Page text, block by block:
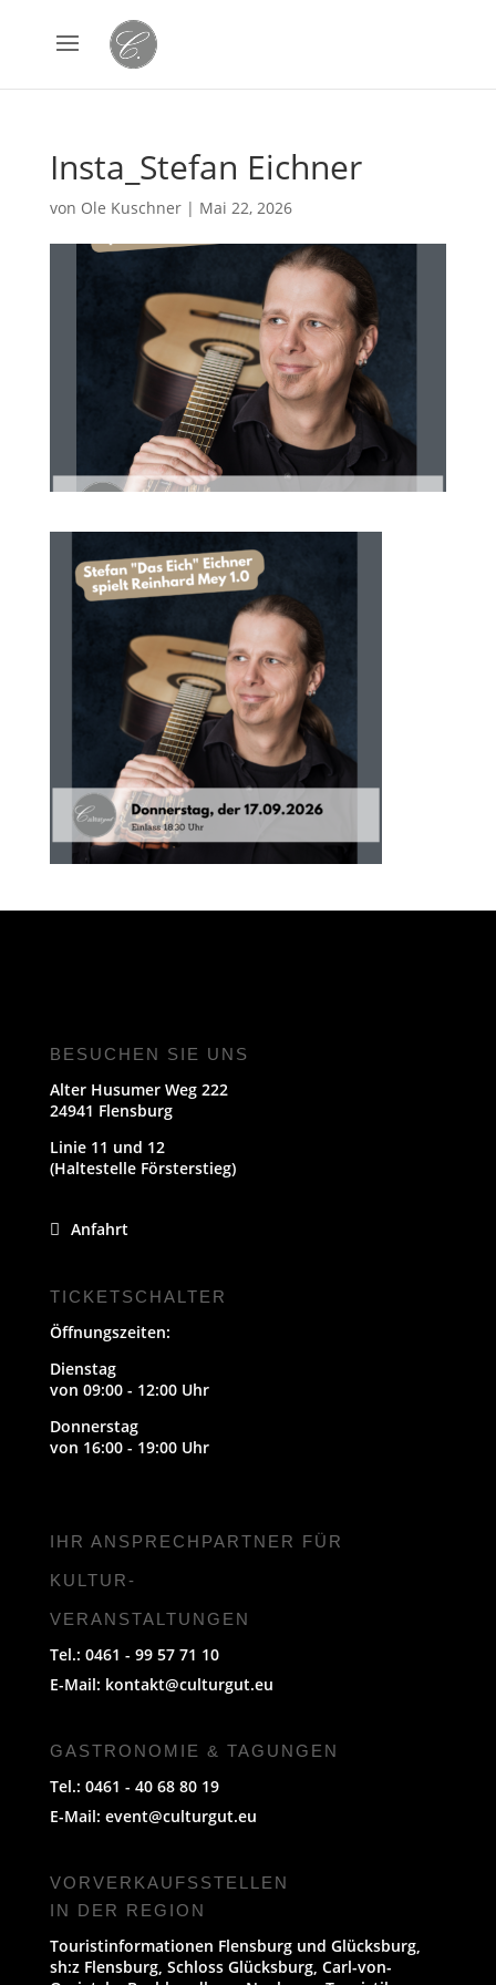
Insta_Stefan Eichner
von Ole Kuschner| Mai 22, 2026
BESUCHEN SIE UNS
Alter Husumer Weg 222
24941 Flensburg
Linie 11 und 12
(Haltestelle Försterstieg)
Anfahrt
TICKETSCHALTER
Öffnungszeiten:
Dienstag
von 09:00 - 12:00 Uhr
Donnerstag
von 16:00 - 19:00 Uhr
IHR ANSPRECHPARTNER FÜR
KULTUR-
VERANSTALTUNGEN
Tel.: 0461 - 99 57 71 10
E-Mail: kontakt@culturgut.eu
GASTRONOMIE & TAGUNGEN
Tel.: 0461 - 40 68 80 19
E-Mail: event@culturgut.eu
VORVERKAUFS­STELLEN
IN DER REGION
Touristinformationen Flensburg und Glücksburg,
sh:z Flensburg, Schloss Glücksburg, Carl-von-